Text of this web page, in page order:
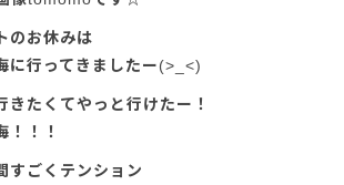
のお休みは
に行ってきましたー(>_<)
きたくてやっと行けたー！
！！！
すごくテンション